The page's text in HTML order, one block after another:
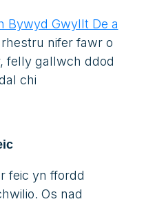
Bywyd Gwyllt De a
nifer fawr o
felly gallwch ddod
chi
feic yn ffordd
Os nad